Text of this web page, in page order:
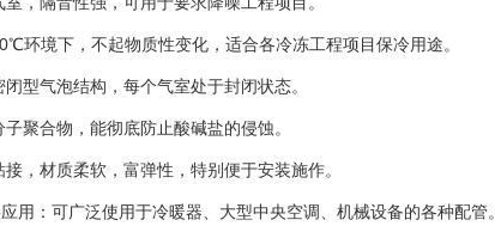
环境下，不起物质性变化，适合各冷冻工程项目保冷用途。
闭型气泡结构，每个气室处于封闭状态。
子聚合物，能彻底防止酸碱盐的侵蚀。
接，材质柔软，富弹性，特别便于安装施作。
用：可广泛使用于冷暖器、大型中央空调、机械设备的各种配管。